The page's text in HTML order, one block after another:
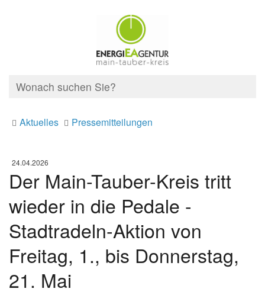
Aktuelles Pressemitteilungen
24.04.2026
Der Main-Tauber-Kreis tritt
wieder in die Pedale -
Stadtradeln-Aktion von
Freitag, 1., bis Donnerstag,
21. Mai